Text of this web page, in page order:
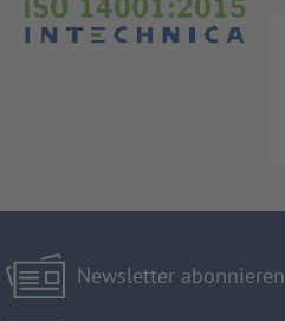
Newsletter abonnieren